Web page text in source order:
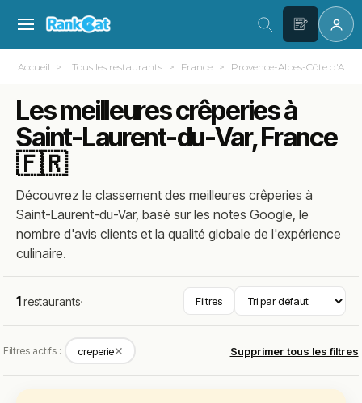
Accueil Tous les restaurants France Provence-Alpes-Côte d'Azur
Les meilleures crêperies à
Saint-Laurent-du-Var, France
🇫🇷
Découvrez le classement des meilleures crêperies à
Saint-Laurent-du-Var, basé sur les notes Google, le
nombre d'avis clients et la qualité globale de l'expérience
culinaire.
1restaurants· Filtres
Filtres actifs : creperie✕ Supprimer tous les filtres